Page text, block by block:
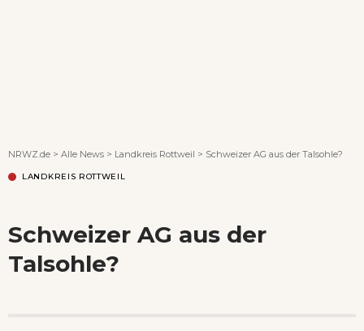
NRWZ.de > Alle News > Landkreis Rottweil > Schweizer AG aus der Talsohle?
LANDKREIS ROTTWEIL
Schweizer AG aus der
Talsohle?